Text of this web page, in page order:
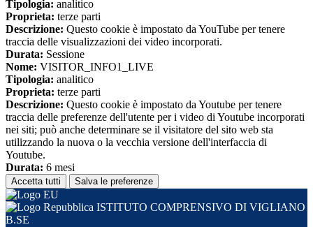
Tipologia: analitico
Proprieta: terze parti
Descrizione: Questo cookie è impostato da YouTube per tenere
traccia delle visualizzazioni dei video incorporati.
Durata: Sessione
Nome: VISITOR_INFO1_LIVE
Tipologia: analitico
Proprieta: terze parti
Descrizione: Questo cookie è impostato da Youtube per tenere
traccia delle preferenze dell'utente per i video di Youtube incorporati
nei siti; può anche determinare se il visitatore del sito web sta
utilizzando la nuova o la vecchia versione dell'interfaccia di
Youtube.
Durata: 6 mesi
Accetta tutti Salva le preferenze
ISTITUTO COMPRENSIVO DI VIGLIANO
B.SE